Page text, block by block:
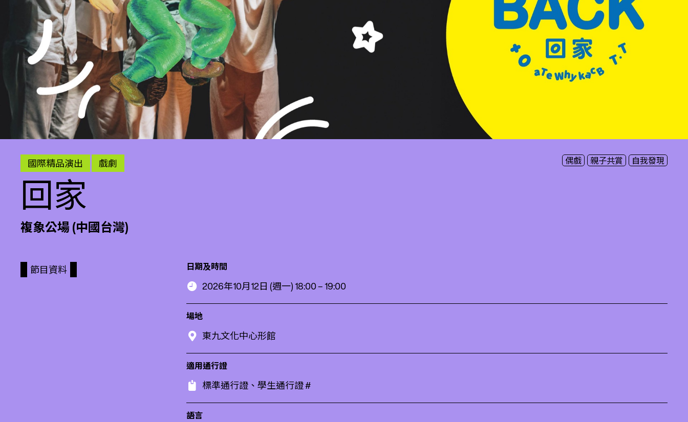
國際精品演出 戲劇 偶戲 親子共賞 自我發現
回家
複象公場 (中國台灣)
節目資料 日期及時間
2026年10月12日 (週一) 18:00 – 19:00
場地
東九文化中心形館
適用通行證
標準通行證、學生通行證 #
語言